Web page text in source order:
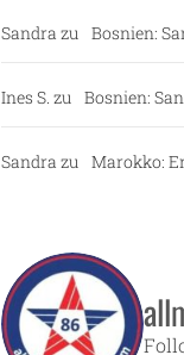
Sandra zu Bosnien:
Ines S. zu Bosnien:
Sandra zu Marokko: